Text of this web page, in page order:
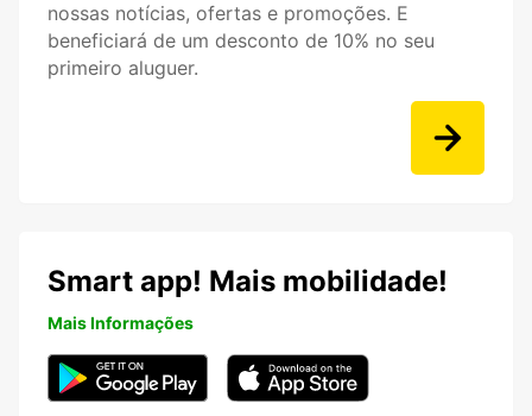
nossas notícias, ofertas e promoções. E
beneficiará de um desconto de 10% no seu
primeiro aluguer.
Smart app! Mais mobilidade!
Mais Informações